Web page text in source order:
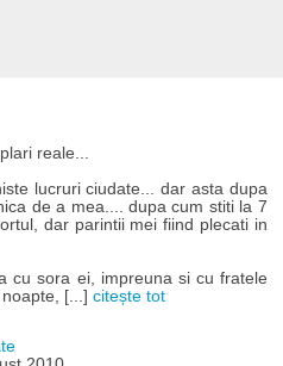
reale...
lucruri ciudate... dar asta dupa
de a mea.... dupa cum stiti la 7
dar parintii mei fiind plecati in
cu sora ei, impreuna si cu fratele
noapte, [...]citește tot